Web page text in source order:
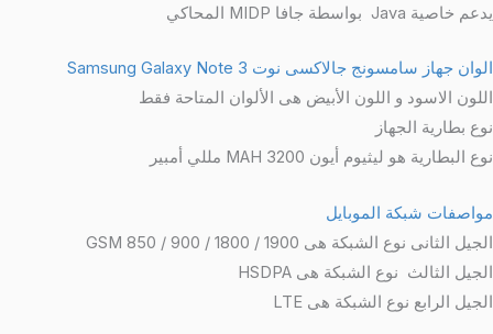
يدعم خاصية Java
بواسطة جافا MIDP المحاكي
الوان جهاز سامسونج جالاكسى نوت Samsung Galaxy Note 3
اللون الاسود و اللون الأبيض هى الألوان المتاحة فقط
نوع بطارية الجهاز
نوع البطارية هو ليثيوم أيون 3200 MAH مللي أمبير
مواصفات شبكة الموبايل
الجيل الثانى نوع الشبكة هى GSM 850 / 900 / 1800 / 1900
الجيل الثالث نوع الشبكة هى HSDPA
الجيل الرابع نوع الشبكة هى LTE